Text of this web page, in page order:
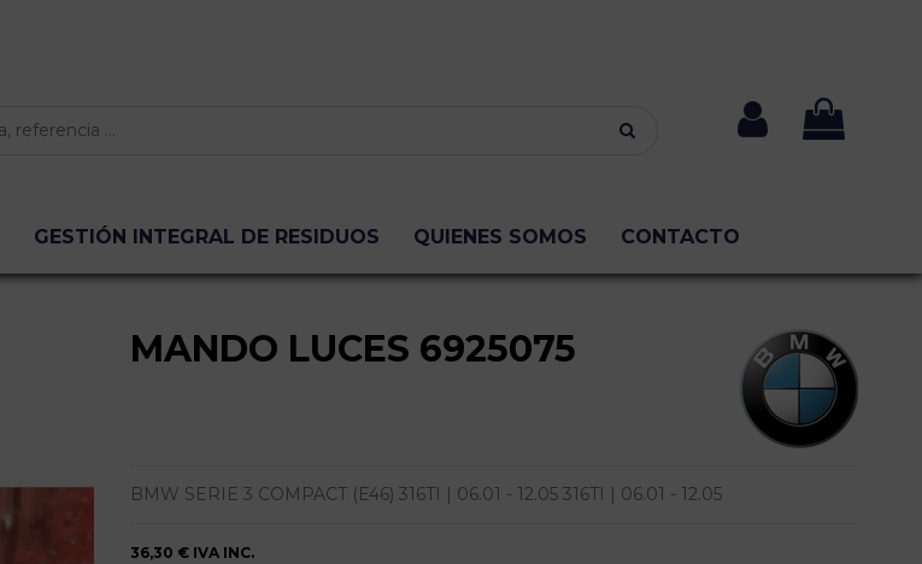
GESTIÓN INTEGRAL DE RESIDUOS QUIENES SOMOS CONTACTO
MANDO LUCES 6925075
BMW SERIE 3 COMPACT (E46) 316TI | 06.01 - 12.05 316TI | 06.01 - 12.05
36,30 € IVA INC.